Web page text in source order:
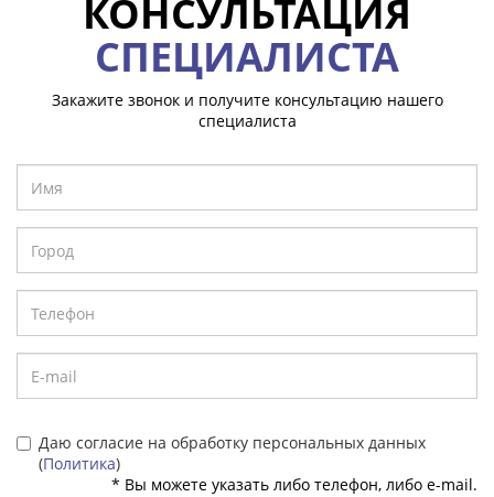
КОНСУЛЬТАЦИЯ
СПЕЦИАЛИСТА
Закажите звонок и получите консультацию нашего
специалиста
Даю согласие на обработку персональных данных
(Политика)
* Вы можете указать либо телефон, либо e-mail.